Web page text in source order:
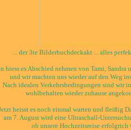
... der 3te Bilderbuchdeckakt ... alles
hiess es Abschied nehmen von Tami, Sandra
und wir machten uns wieder auf den Weg
Nach idealen Verkehrsbedingungen sind wir
wohlbehalten wieder zuhause
heisst es noch einmal warten und fleißig
am 7. August wird eine Ultraschall-
ob unsere Hochzeitsreise erfolgrich